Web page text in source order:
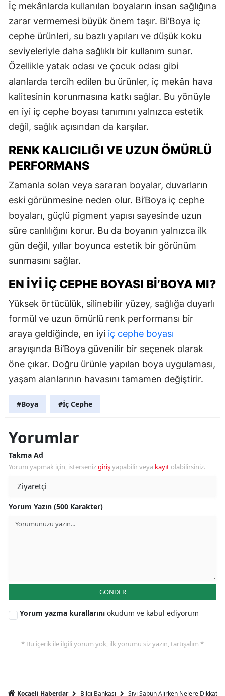
İç mekânlarda kullanılan boyaların insan sağlığına
zarar vermemesi büyük önem taşır. Bi’Boya iç
cephe ürünleri, su bazlı yapıları ve düşük koku
seviyeleriyle daha sağlıklı bir kullanım sunar.
Özellikle yatak odası ve çocuk odası gibi
alanlarda tercih edilen bu ürünler, iç mekân hava
kalitesinin korunmasına katkı sağlar. Bu yönüyle
en iyi iç cephe boyası tanımını yalnızca estetik
değil, sağlık açısından da karşılar.
RENK KALICILIĞI VE UZUN ÖMÜRLÜ
PERFORMANS
Zamanla solan veya sararan boyalar, duvarların
eski görünmesine neden olur. Bi’Boya iç cephe
boyaları, güçlü pigment yapısı sayesinde uzun
süre canlılığını korur. Bu da boyanın yalnızca ilk
gün değil, yıllar boyunca estetik bir görünüm
sunmasını sağlar.
EN İYI İÇ CEPHE BOYASI BI’BOYA MI?
Yüksek örtücülük, silinebilir yüzey, sağlığa duyarlı
formül ve uzun ömürlü renk performansı bir
araya geldiğinde, en iyi iç cephe boyası
arayışında Bi’Boya güvenilir bir seçenek olarak
öne çıkar. Doğru ürünle yapılan boya uygulaması,
yaşam alanlarının havasını tamamen değiştirir.
#Boya #İç Cephe
Yorumlar
Takma Ad
Yorum yapmak için, istersenizgirişyapabilir veya kayıt olabilirsiniz.
Yorum Yazın (500 Karakter)
GÖNDER
Yorum yazma kurallarını okudum ve kabul ediyorum
* Bu içerik ile ilgili yorum yok, ilk yorumu siz yazın, tartışalım *
Kocaeli Haberdar Bilgi Bankası Sıvı Sabun Alırken Nelere Dikkat